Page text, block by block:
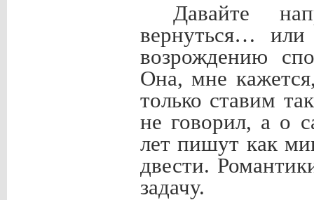
Давайте
вернуться…
возрождению
Она, мне
только ставим
не говорил, а о
лет пишут как
двести.
задачу.